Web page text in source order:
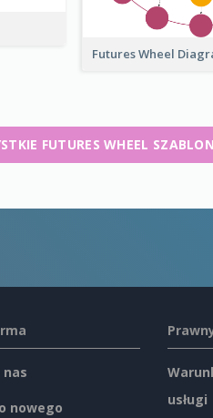
Futures Wheel
FUTURES WHEEL
nas
nowego
usługi